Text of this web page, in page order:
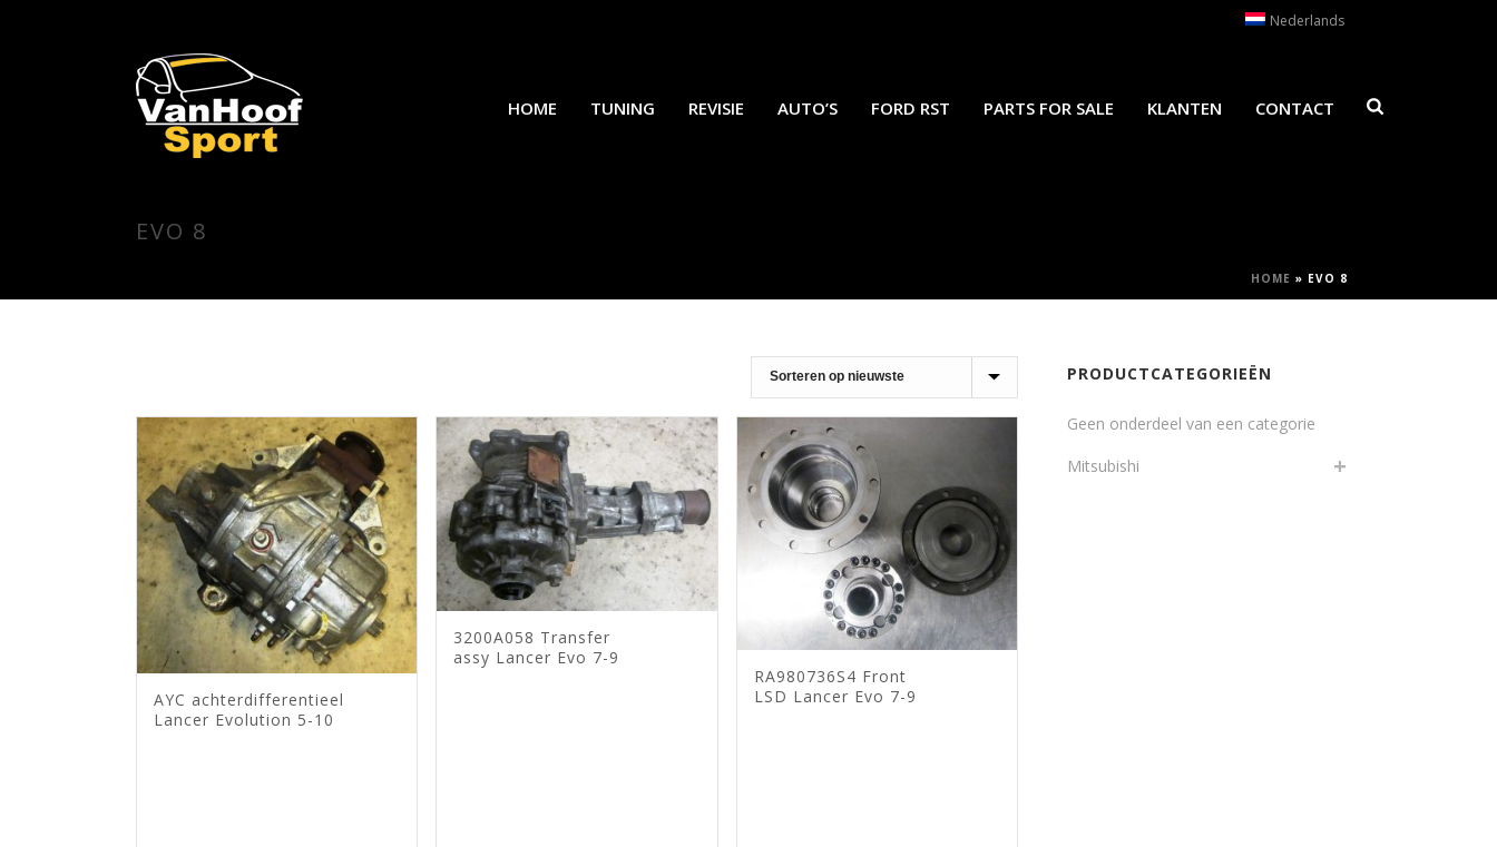
Nederlands
HOME TUNING REVISIE AUTO’S FORD RST PARTS FOR SALE KLANTEN CONTACT
EVO 8
HOME » EVO 8
AYC achterdifferentieel
Lancer Evolution 5-10
3200A058 Transfer
assy Lancer Evo 7-9
RA980736S4 Front
LSD Lancer Evo 7-9
PRODUCTCATEGORIEËN
Geen onderdeel van een categorie
Mitsubishi